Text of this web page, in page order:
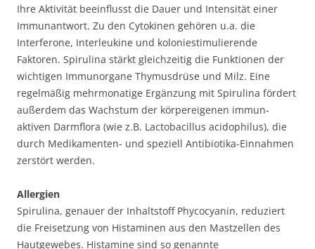
Ihre Aktivität beeinflusst die Dauer und Intensität einer
Immunantwort. Zu den Cytokinen gehören u.a. die
Interferone, Interleukine und koloniestimulierende
Faktoren. Spirulina stärkt gleichzeitig die Funktionen der
wichtigen Immunorgane Thymusdrüse und Milz. Eine
regelmäßig mehrmonatige Ergänzung mit Spirulina fördert
außerdem das Wachstum der körpereigenen immun-
aktiven Darmflora (wie z.B. Lactobacillus acidophilus), die
durch Medikamenten- und speziell Antibiotika-Einnahmen
zerstört werden.
Allergien
Spirulina, genauer der Inhaltstoff Phycocyanin, reduziert
die Freisetzung von Histaminen aus den Mastzellen des
Hautgewebes. Histamine sind so genannte